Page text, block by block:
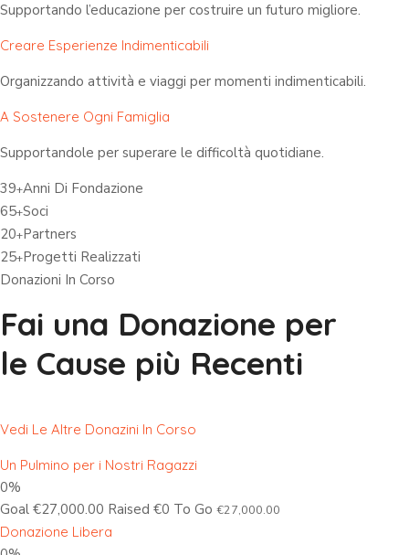
Supportando l’educazione per costruire un futuro migliore.
Creare Esperienze Indimenticabili
Organizzando attività e viaggi per momenti indimenticabili.
A Sostenere Ogni Famiglia
Supportandole per superare le difficoltà quotidiane.
39+Anni Di Fondazione
65+Soci
20+Partners
25+Progetti Realizzati
Donazioni In Corso
Fai una Donazione per
le Cause più Recenti
Vedi Le Altre Donazini In Corso
Un Pulmino per i Nostri Ragazzi
0%
Goal €27,000.00 Raised €0 To Go €27,000.00
Donazione Libera